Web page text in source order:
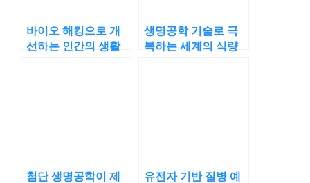
바이오 해킹으로 개
선하는 인간의 생활
생명공학 기술로 극
복하는 세계의 식량
첨단 생명공학이 제
유전자 기반 질병 예